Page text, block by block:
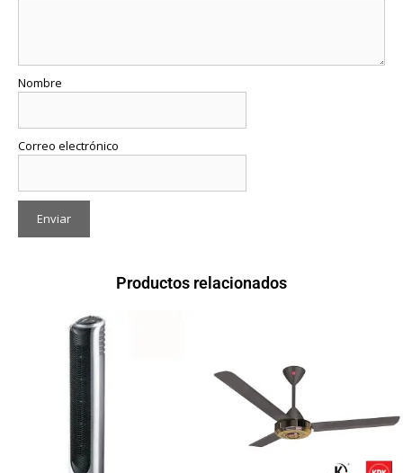
Nombre
Correo electrónico
Productos relacionados